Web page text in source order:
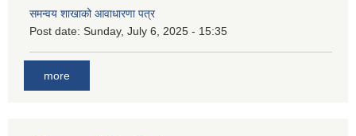
समन्वय शाखाको आवाधारणा पत्र
Post date: Sunday, July 6, 2025 - 15:35
more